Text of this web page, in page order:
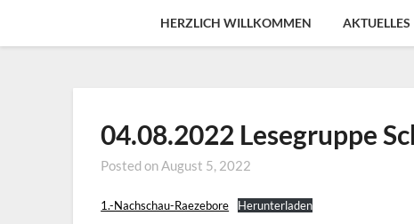
HERZLICH WILLKOMMEN AKTUELLES
04.08.2022 Lesegruppe
Posted onAugust 5, 2022
1.-Nachschau-Raezebore Herunterladen